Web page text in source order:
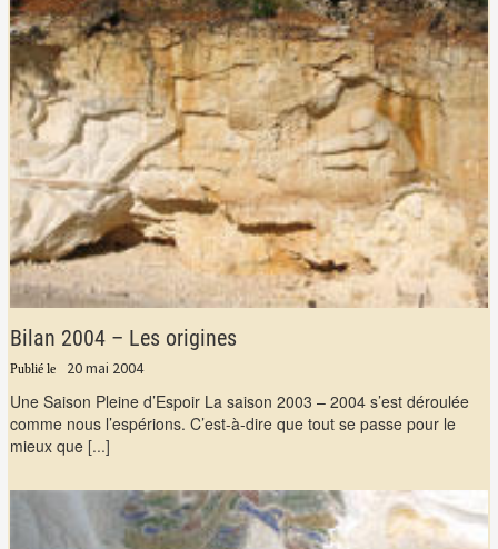
Bilan 2004 – Les origines
20 mai 2004
Une Saison Pleine d’Espoir La saison 2003 – 2004 s’est déroulée
comme nous l’espérions. C’est-à-dire que tout se passe pour le
mieux que [...]